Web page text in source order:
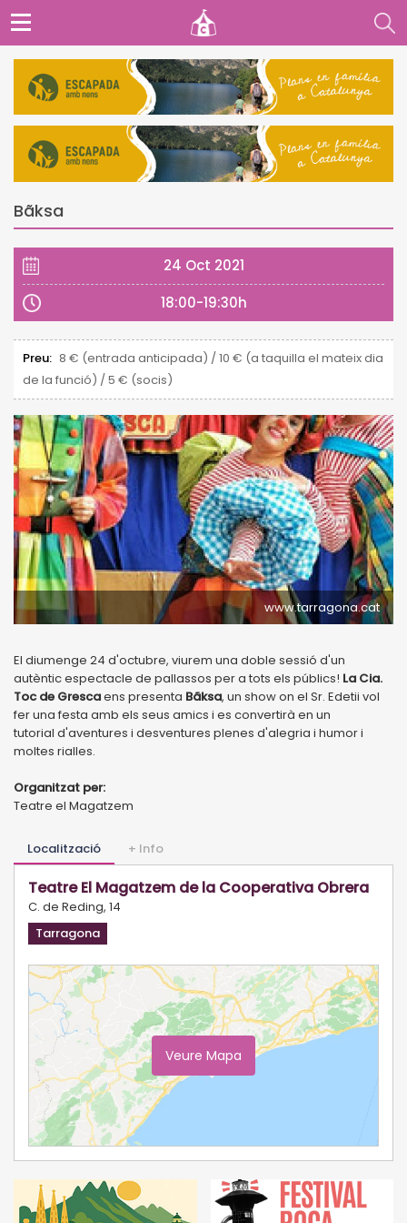
Bãksa
24 Oct 2021
18:00-19:30h
Preu: 8 € (entrada anticipada) / 10 € (a taquilla el mateix dia
de la funció) / 5 € (socis)
www.tarragona.cat
El diumenge 24 d'octubre, viurem una doble sessió d'un
autèntic espectacle de pallassos per a tots els públics! La Cia.
Toc de Grescaens presenta Bãksa, un show on el Sr. Edetii vol
fer una festa amb els seus amics i es convertirà en un
tutorial d'aventures i desventures plenes d'alegria i humor i
moltes rialles.
Organitzat per:
Teatre el Magatzem
Localització + Info
Teatre El Magatzem de la Cooperativa Obrera
C. de Reding, 14
Tarragona
Veure Mapa